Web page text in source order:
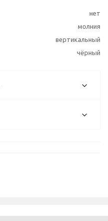
нет
молния
вертикальный
чёрный